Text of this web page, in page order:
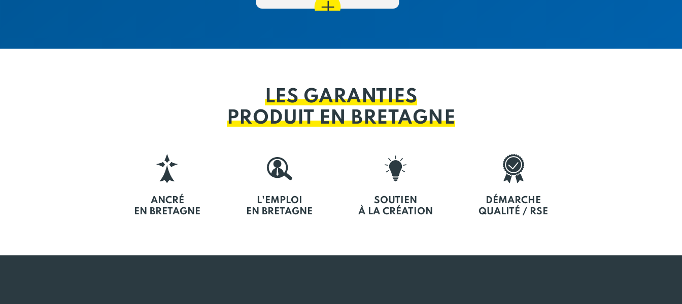
LES GARANTIES
PRODUIT EN BRETAGNE
ANCRÉ
EN BRETAGNE
L'EMPLOI
EN BRETAGNE
SOUTIEN
À LA CRÉATION
DÉMARCHE
QUALITÉ / RSE